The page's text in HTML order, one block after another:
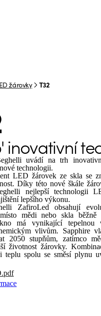
žárovky T32
inovativní
uvádí na trh
technologii.
LED žárovek ze skla se
Díky této nové škále
nejlepší technologii
lepšího výkonu.
ZafiroLed obsahují
mědi nebo skla
má vynikající
vlivům. Sapphire
2050 stupňům, zatímco
životnost žárovky.
teplu spolu se směsí plynu